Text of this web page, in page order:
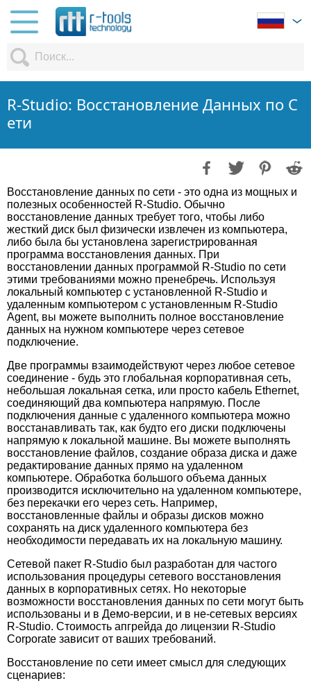
R-Studio: Восстановление Данных по С
ети
Восстановление данных по сети - это одна из мощных и
полезных особенностей R-Studio. Обычно
восстановление данных требует того, чтобы либо
жесткий диск был физически извлечен из компьютера,
либо была бы установлена зарегистрированная
программа восстановления данных. При
восстановлении данных программой R-Studio по сети
этими требованиями можно пренебречь. Используя
локальный компьютер с установленной R-Studio и
удаленным компьютером с установленным R-Studio
Agent, вы можете выполнить полное восстановление
данных на нужном компьютере через сетевое
подключение.
Две программы взаимодействуют через любое сетевое
соединение - будь это глобальная корпоративная сеть,
небольшая локальная сетка, или просто кабель Ethernet,
соединяющий два компьютера напрямую. После
подключения данные с удаленного компьютера можно
восстанавливать так, как будто его диски подключены
напрямую к локальной машине. Вы можете выполнять
восстановление файлов, создание образа диска и даже
редактирование данных прямо на удаленном
компьютере. Обработка большого объема данных
производится исключительно на удаленном компьютере,
без перекачки его через сеть. Например,
восстановленные файлы и образы дисков можно
сохранять на диск удаленного компьютера без
необходимости передавать их на локальную машину.
Сетевой пакет R-Studio был разработан для частого
использования процедуры сетевого восстановления
данных в корпоративных сетях. Но некоторые
возможности восстановления данных по сети могут быть
использованы и в Демо-версии, и в не-сетевых версиях
R-Studio. Стоимость апгрейда до лицензии R-Studio
Corporate зависит от ваших требований.
Восстановление по сети имеет смысл для следующих
сценариев: